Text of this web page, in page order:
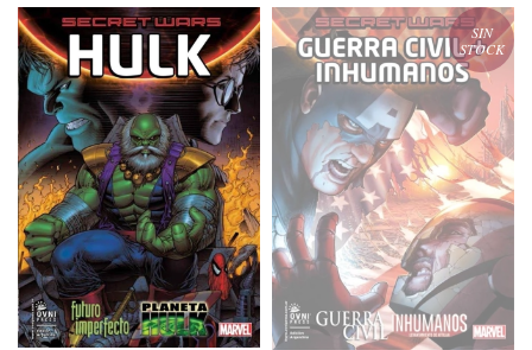
SIN
STOCK